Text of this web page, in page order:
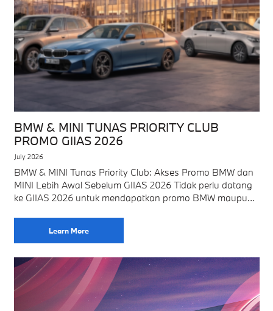
BMW & MINI TUNAS PRIORITY CLUB
PROMO GIIAS 2026
July 2026
BMW & MINI Tunas Priority Club: Akses Promo BMW dan
MINI Lebih Awal Sebelum GIIAS 2026 Tidak perlu datang
ke GIIAS 2026 untuk mendapatkan promo BMW maupun
Learn More